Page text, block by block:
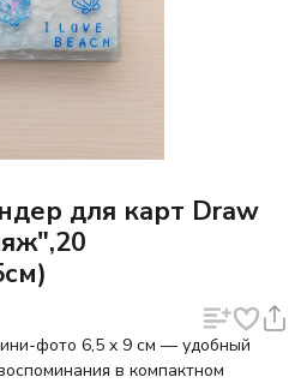
для карт Draw
фото 6,5 x 9 см — удобный
в компактном